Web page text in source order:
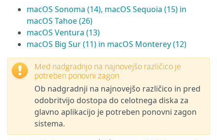
macOS Sonoma (14), macOS Sequoia (15) in
macOS Tahoe (26)
macOS Ventura (13)
macOS Big Sur (11) in macOS Monterey (12)
Med nadgradnjo na najnovejšo različico je
potreben ponovni zagon
Ob nadgradnji na najnovejšo različico in pred
odobritvijo dostopa do celotnega diska za
glavno aplikacijo je potreben ponovni zagon
sistema.